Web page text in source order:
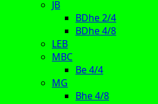
JB
BDhe 2/4
BDhe 4/8
LEB
MBC
Be 4/4
MG
Bhe 4/8